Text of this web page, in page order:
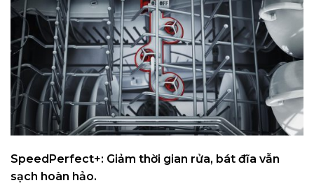
SpeedPerfect+: Giảm thời gian rửa, bát đĩa vẫn
sạch hoàn hảo.